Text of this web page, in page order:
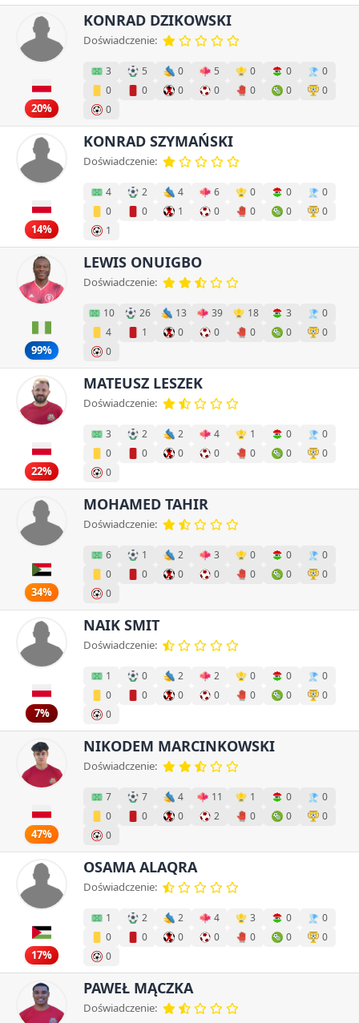
20%
KONRAD DZIKOWSKI
Doświadczenie:
3 5 0 5 0 0
0
0
0 0 0 0 0
0
0
14%
KONRAD SZYMAŃSKI
Doświadczenie:
4 2 4 6 0 0
0
0
0 1 0 0 0
0
1
99%
LEWIS ONUIGBO
Doświadczenie:
10 26 13 39 18 3
0
4
1 0 0 0 0
0
0
22%
MATEUSZ LESZEK
Doświadczenie:
3 2 2 4 1 0
0
0
0 0 0 0 0
0
0
34%
MOHAMED TAHIR
Doświadczenie:
6 1 2 3 0 0
0
0
0 0 0 0 0
0
0
7%
NAIK SMIT
Doświadczenie:
1 0 2 2 0 0
0
0
0 0 0 0 0
0
0
47%
NIKODEM MARCINKOWSKI
Doświadczenie:
7 7 4 11 1 0
0
0
0 0 2 0 0
0
0
17%
OSAMA ALAQRA
Doświadczenie:
1 2 2 4 3 0
0
0
0 0 0 0 0
0
0
PAWEŁ MĄCZKA
Doświadczenie: